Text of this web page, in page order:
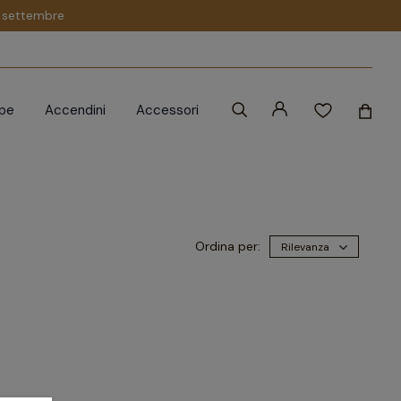
settembre
Accendini Accessori
Ordina per: Rilevanza